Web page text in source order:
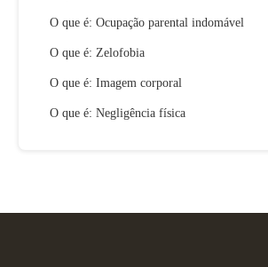
O que é: Ocupação parental indomável
O que é: Zelofobia
O que é: Imagem corporal
O que é: Negligência física